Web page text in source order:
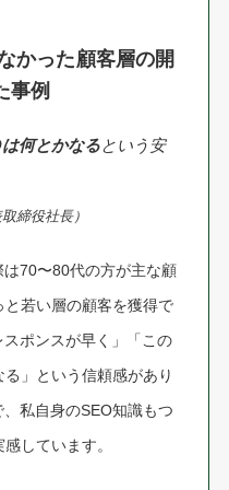
かった顧客層の開
事例
何とかなるという安
締役社長）
70〜80代の方が主な顧
若い層の顧客を獲得で
ポンスが早く」「この
」という信頼感があり
私自身のSEO知識もつ
しています。